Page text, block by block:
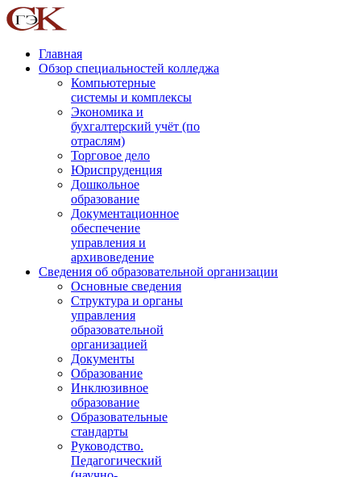
Главная
Обзор специальностей колледжа
Компьютерные
системы и комплексы
Экономика и
бухгалтерский учёт (по
отраслям)
Торговое дело
Юриспруденция
Дошкольное
образование
Документационное
обеспечение
управления и
архивоведение
Сведения об образовательной организации
Основные сведения
Структура и органы
управления
образовательной
организацией
Документы
Образование
Инклюзивное
образование
Образовательные
стандарты
Руководство.
Педагогический